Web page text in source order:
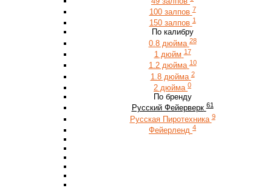
100 залпов 7
150 залпов 1
По калибру
0.8 дюйма 28
1 дюйм 17
1.2 дюйма 10
1.8 дюйма 2
2 дюйма 0
По бренду
Русский Фейерверк 61
Русская Пиротехника 9
Фейерленд 4